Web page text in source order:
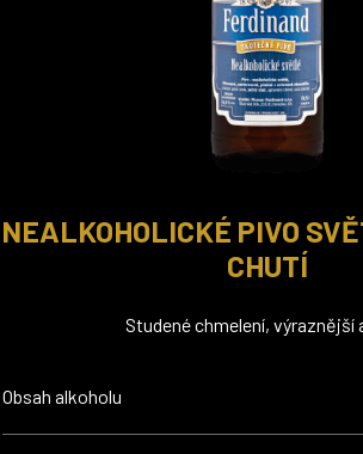
NEALKOHOLICKÉ PIVO
CHUTÍ
Studené chmelení, výraznější
Obsah alkoholu